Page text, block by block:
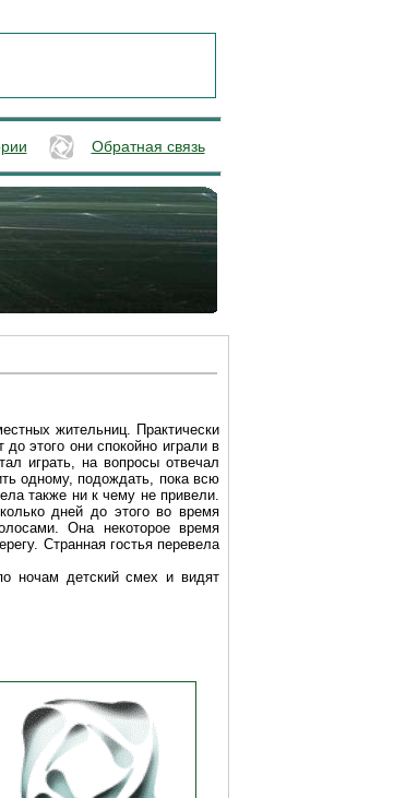
Обратная связь
жительниц. Практически
этого они спокойно играли в
играть, на вопросы отвечал
одному, подождать, пока всю
также ни к чему не привели.
дней до этого во время
Она некоторое время
Странная гостья перевела
ночам детский смех и видят